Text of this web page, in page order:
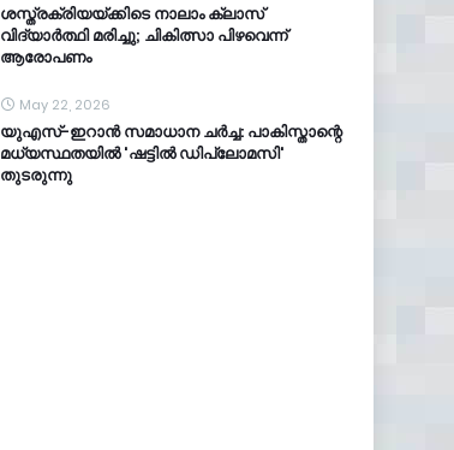
ശസ്ത്രക്രിയയ്ക്കിടെ നാലാം ക്ലാസ്
വിദ്യാർത്ഥി മരിച്ചു; ചികിത്സാ പിഴവെന്ന്
ആരോപണം
May 22, 2026
യുഎസ്-ഇറാൻ സമാധാന ചർച്ച: പാകിസ്താന്റെ
മധ്യസ്ഥതയിൽ 'ഷട്ടിൽ ഡിപ്ലോമസി'
തുടരുന്നു